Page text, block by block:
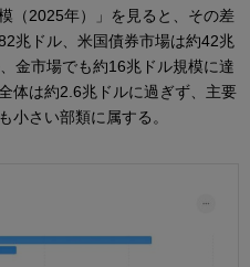
（2025年）」を見ると、その差
兆ドル、米国債券市場は約42兆
金市場でも約16兆ドル規模に達
体は約2.6兆ドルに過ぎず、主要
小さい部類に属する。